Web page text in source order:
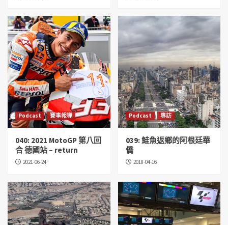
Podcast 賽事報導
040: 2021 MotoGP 第八回
合 德國站 – return
2021-06-24
Podcast 專訪
039: 鮭魚返鄉的阿根廷華
僑
2018-04-16